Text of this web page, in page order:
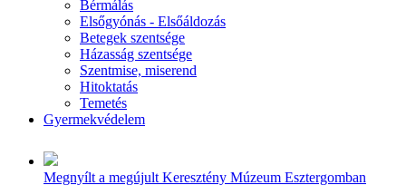
Bérmálás
Elsőgyónás - Elsőáldozás
Betegek szentsége
Házasság szentsége
Szentmise, miserend
Hitoktatás
Temetés
Gyermekvédelem
Megnyílt a megújult Keresztény Múzeum Esztergomban